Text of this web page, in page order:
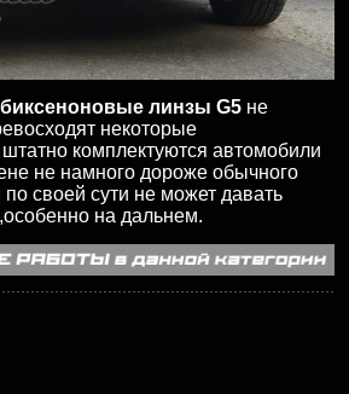
биксеноновые линзы G5 не
некоторые
комплектуются автомобили
не намного дороже обычного
своей сути не может давать
на дальнем.